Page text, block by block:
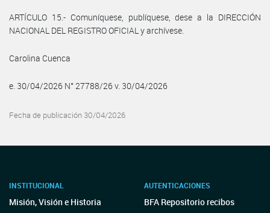
ARTÍCULO 15.- Comuníquese, publíquese, dese a la DIRECCIÓN
NACIONAL DEL REGISTRO OFICIAL y archívese.
Carolina Cuenca
e. 30/04/2026 N° 27788/26 v. 30/04/2026
Fecha de publicación 30/04/2026
INSTITUCIONAL
Misión, Visión e Historia
AUTENTICACIONES
BFA Repositorio recibos